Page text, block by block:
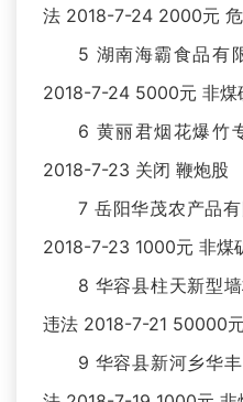
法 2018-7-24 2000元
5 湖南海霸食品有
2018-7-24 5000元 非煤
6 黄丽君烟花爆竹
2018-7-23 关闭 鞭炮股
7 岳阳华茂农产品
2018-7-23 1000元 非煤
8 华容县柱天新型
违法 2018-7-21 50000
9 华容县新河乡华